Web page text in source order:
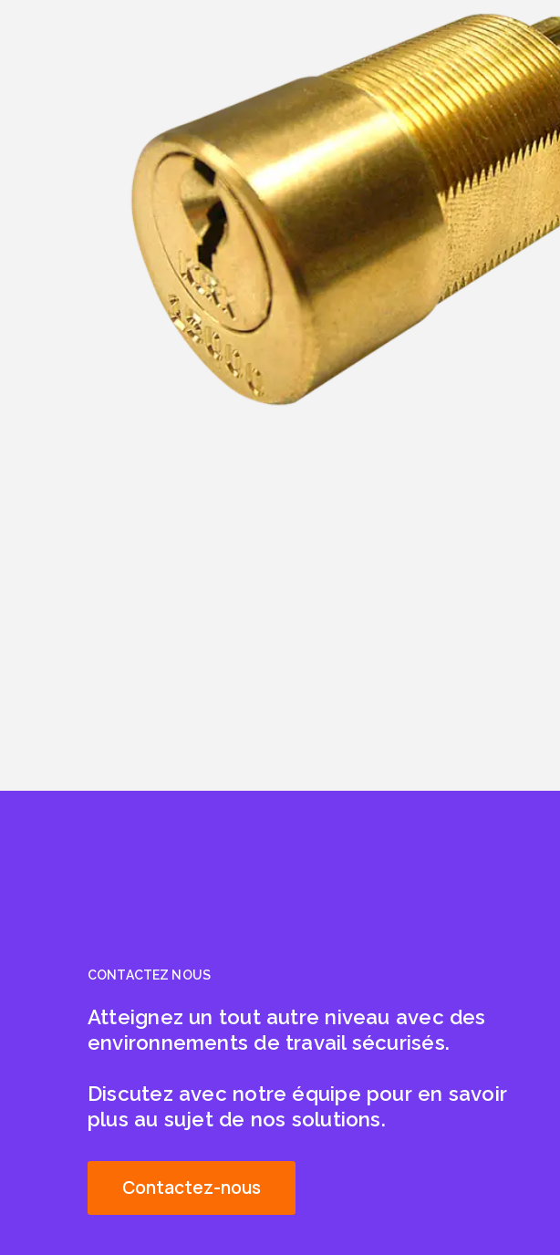
CONTACTEZ NOUS
Atteignez un tout autre niveau avec des
environnements de travail sécurisés.
Discutez avec notre équipe pour en savoir
plus au sujet de nos solutions.
Contactez-nous